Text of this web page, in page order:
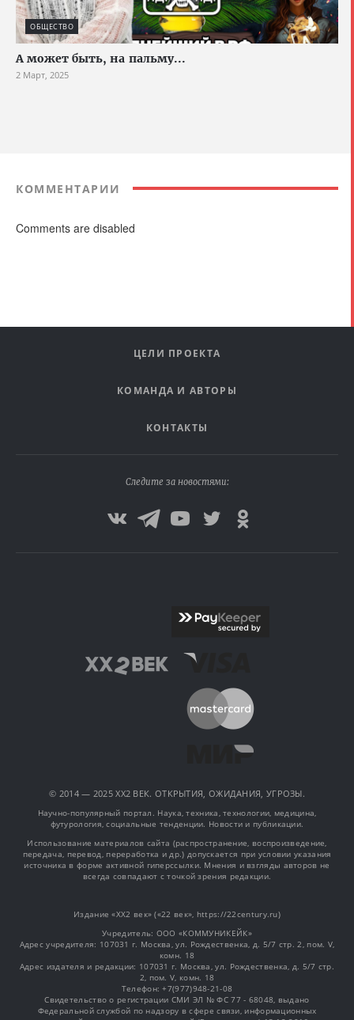
ОБЩЕСТВО
А может быть, на пальму...
2 Март, 2025
КОММЕНТАРИИ
Comments are disabled
ЦЕЛИ ПРОЕКТА
КОМАНДА И АВТОРЫ
КОНТАКТЫ
Следите за новостями:
© 2014 — 2025 XX2 ВЕК. ОТКРЫТИЯ, ОЖИДАНИЯ, УГРОЗЫ.
Научно-популярный портал. Наука, техника, технологии, медицина,
футурология, социальные тенденции. Новости и публикации.
Использование материалов сайта (распространение, воспроизведение,
передача, перевод, переработка и др.) допускается при условии указания
источника в форме активной гиперссылки. Мнения и взгляды авторов не
всегда совпадают с точкой зрения редакции.
Издание «XX2 век» («22 век», https://22century.ru)
Учредитель: OOO «КОММУНИКЕЙК»
Адрес учредителя: 107031 г. Москва, ул. Рождественка, д. 5/7 стр. 2, пом. V,
комн. 18
Адрес издателя и редакции: 107031 г. Москва, ул. Рождественка, д. 5/7 стр.
2, пом. V, комн. 18
Телефон: +7(977)948-21-08
Свидетельство о регистрации СМИ ЭЛ № ФС 77 - 68048, выдано
Федеральной службой по надзору в сфере связи, информационных